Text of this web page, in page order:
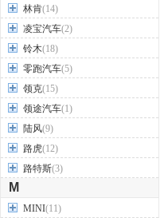
林肯(14)
凌宝汽车(2)
铃木(18)
零跑汽车(5)
领克(15)
领途汽车(1)
陆风(9)
路虎(12)
路特斯(3)
M
MINI(11)